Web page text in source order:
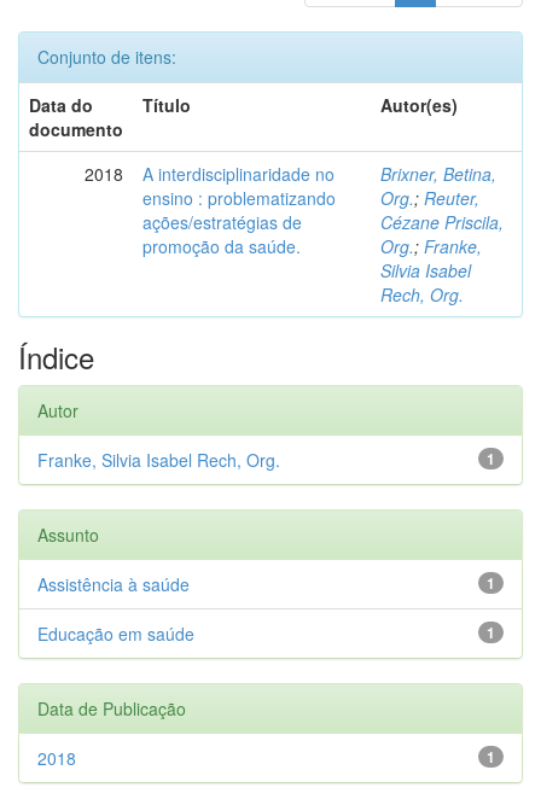
Conjunto de itens:
Data do
documento
Título Autor(es)
2018
A interdisciplinaridade no
ensino : problematizando
ações/estratégias de
promoção da saúde.
Brixner, Betina,
Org.; Reuter,
Cézane Priscila,
Org.; Franke,
Silvia Isabel
Rech, Org.
Índice
Autor
1
Franke, Silvia Isabel Rech, Org.
Assunto
1
Assistência à saúde
1
Educação em saúde
Data de Publicação
1
2018